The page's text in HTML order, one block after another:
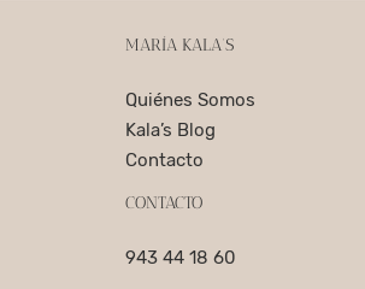
MARÍA KALA’S
Quiénes Somos
Kala’s Blog
Contacto
CONTACTO
943 44 18 60